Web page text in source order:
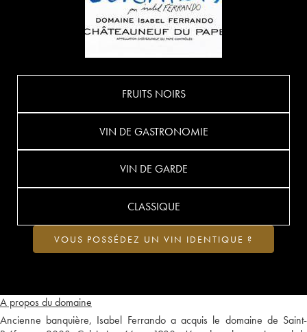
A propos du domaine
Ancienne banquière, Isabel Ferrando a acquis le domaine de Saint-
FRUITS NOIRS
VIN DE GASTRONOMIE
VIN DE GARDE
CLASSIQUE
VOUS POSSÉDEZ UN VIN IDENTIQUE ?